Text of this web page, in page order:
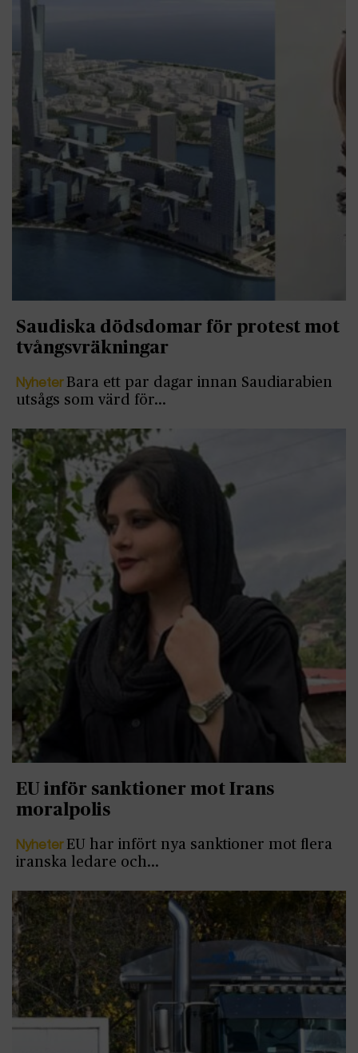
Saudiska dödsdomar för protest mot
tvångsvräkningar
Nyheter Bara ett par dagar innan Saudiarabien
utsågs som värd för…
EU inför sanktioner mot Irans
moralpolis
Nyheter EU har infört nya sanktioner mot flera
iranska ledare och…